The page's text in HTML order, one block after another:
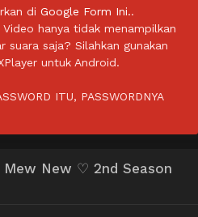
di Google Form Ini..
hanya tidak menampilkan
suara saja? Silahkan gunakan
untuk Android.
ITU, PASSWORDNYA
New ♡ 2nd Season